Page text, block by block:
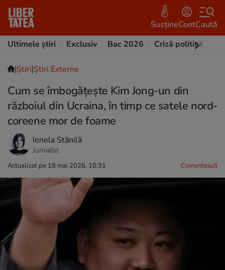
SusțineContCaută
Ultimele știri
Exclusiv Bac 2026 Criză politică
|Ştiri|Știri Externe
Cum se îmbogățește Kim Jong-un din
războiul din Ucraina, în timp ce satele nord-
coreene mor de foame
Ionela Stănilă
Jurnalist
Actualizat pe 18 mai 2026, 10:31 Comentează